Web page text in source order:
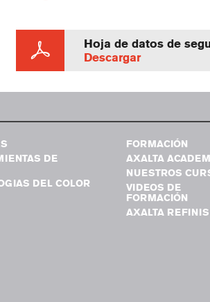
Hoja de datos de
Descargar
DE
DEL COLOR
FORMACIÓN
AXALTA
NUESTROS
VIDEOS DE
FORMACIÓN
AXALTA